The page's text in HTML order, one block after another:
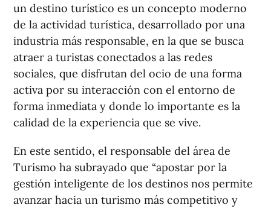
un destino turístico es un concepto moderno
de la actividad turística, desarrollado por una
industria más responsable, en la que se busca
atraer a turistas conectados a las redes
sociales, que disfrutan del ocio de una forma
activa por su interacción con el entorno de
forma inmediata y donde lo importante es la
calidad de la experiencia que se vive.
En este sentido, el responsable del área de
Turismo ha subrayado que “apostar por la
gestión inteligente de los destinos nos permite
avanzar hacia un turismo más competitivo y